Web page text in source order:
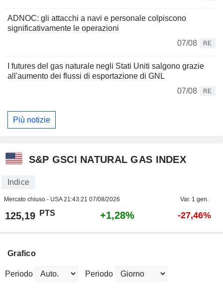
ADNOC: gli attacchi a navi e personale colpiscono
significativamente le operazioni
07/08
RE
I futures del gas naturale negli Stati Uniti salgono grazie
all'aumento dei flussi di esportazione di GNL
07/08
RE
Più notizie
S&P GSCI NATURAL GAS INDEX
Indice
Mercato chiuso - USA21:43:21 07/08/2026 Var. 1 gen.
125,19 PTS +1,28% -27,46%
Grafico
Periodo Periodo